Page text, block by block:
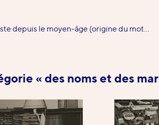
depuis le moyen-âge (origine du mot…
« des noms et des